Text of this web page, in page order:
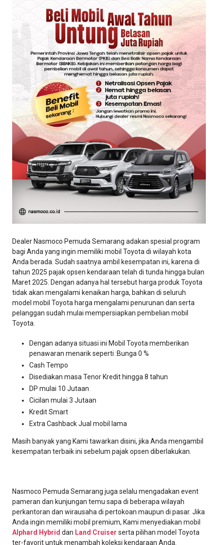
Dealer Nasmoco Pemuda Semarang adakan spesial program
bagi Anda yang ingin memiliki mobil Toyota di wilayah kota
Anda berada. Sudah saatnya ambil kesempatan ini, karena di
tahun 2025 pajak opsen kendaraan telah di tunda hingga bulan
Maret 2025. Dengan adanya hal tersebut harga produk Toyota
tidak akan mengalami kenaikan harga, bahkan di seluruh
model mobil Toyota harga mengalami penurunan dan serta
pelanggan sudah mulai mempersiapkan pembelian mobil
Toyota.
Dengan adanya situasi ini Mobil Toyota memberikan
penawaran menarik seperti :Bunga 0 %
Cash Tempo
Disediakan masa Tenor Kredit hingga 8 tahun
DP mulai 10 Jutaan
Cicilan mulai 3 Jutaan
Kredit Smart
Extra Cashback Jual mobil lama
Masih banyak yang Kami tawarkan disini, jika Anda mengambil
kesempatan terbaik ini sebelum pajak opsen diberlakukan.
Nasmoco Pemuda Semarang juga selalu mengadakan event
pameran dan kunjungan temu sapa di beberapa wilayah
perkantoran dan wirausaha di pertokoan maupun di pasar. Jika
Anda ingin memiliki mobil premium, Kami menyediakan mobil
Alphard Hybrid dan Land Cruiser serta pilihan model Toyota
ter-favorit untuk menambah koleksi kendaraan Anda.